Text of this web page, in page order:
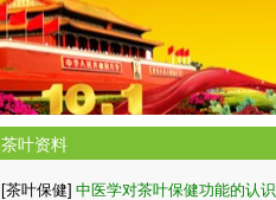
茶叶资料
[茶叶保健] 中医学对茶叶保健功能的认识